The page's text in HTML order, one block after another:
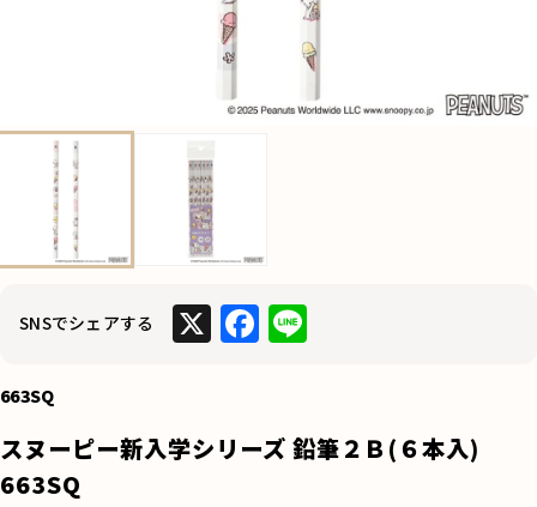
SNSでシェアする X F
e
b
Li
663SQ
スヌーピー新入学シリーズ 鉛筆２Ｂ(６本入)
663SQ